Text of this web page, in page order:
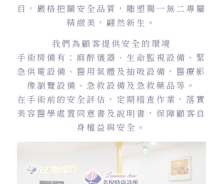
目，嚴格把關安全品質，雕塑獨一無二專屬
精緻美，翩然新生。
我們為顧客提供安全的環境
手術房備有：麻醉儀器、生命監視設備、緊
急供電設備、醫用氣體及抽吸設備，醫療影
像瀏覽設備、急救設備及急救藥品等。
在手術前的安全評估，定期稽查作業，落實
美容醫學處置同意書及說明書，保障顧客自
身權益與安全。